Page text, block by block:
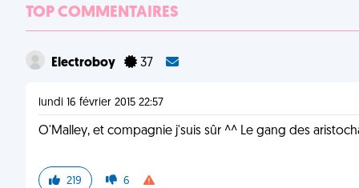
TOP COMMENTAIRES
Electroboy 37
lundi 16 février 2015 22:57
O'Malley, et compagnie j'suis sûr ^^ Le gang des
219 6